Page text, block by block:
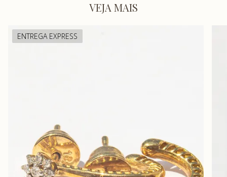
VEJA MAIS
ENTREGA EXPRESS